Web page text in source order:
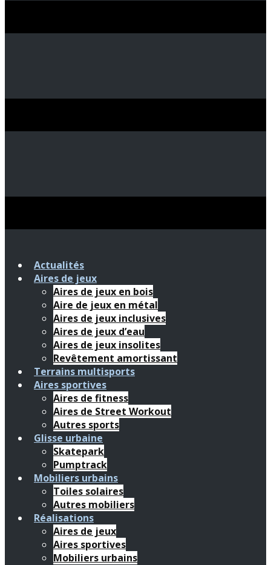
Actualités
Aires de jeux
Aires de jeux en bois
Aire de jeux en métal
Aires de jeux inclusives
Aires de jeux d’eau
Aires de jeux insolites
Revêtement amortissant
Terrains multisports
Aires sportives
Aires de fitness
Aires de Street Workout
Autres sports
Glisse urbaine
Skatepark
Pumptrack
Mobiliers urbains
Toiles solaires
Autres mobiliers
Réalisations
Aires de jeux
Aires sportives
Mobiliers urbains